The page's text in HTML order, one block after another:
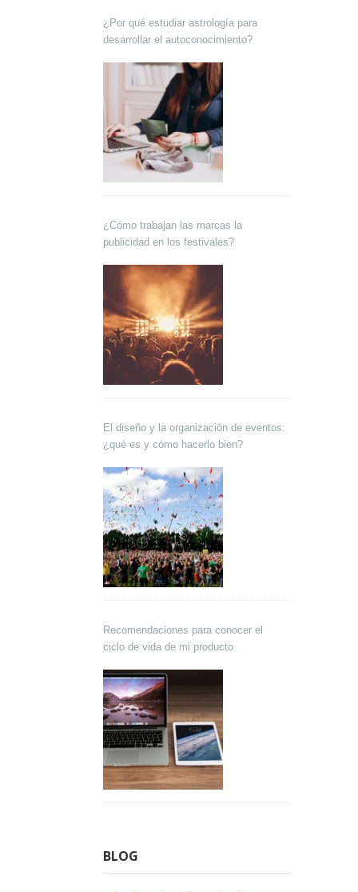
¿Por qué estudiar astrología para
desarrollar el autoconocimiento?
¿Cómo trabajan las marcas la
publicidad en los festivales?
El diseño y la organización de eventos:
¿qué es y cómo hacerlo bien?
Recomendaciones para conocer el
ciclo de vida de mi producto
BLOG